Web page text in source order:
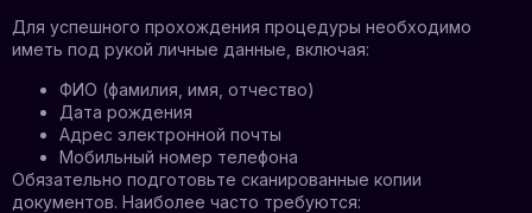
Для успешного прохождения процедуры необходимо
иметь под рукой личные данные, включая:
ФИО (фамилия, имя, отчество)
Дата рождения
Адрес электронной почты
Мобильный номер телефона
Обязательно подготовьте сканированные копии
документов. Наиболее часто требуются: